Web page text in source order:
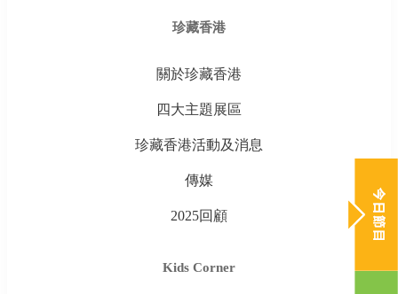
珍藏香港
關於珍藏香港
四大主題展區
珍藏香港活動及消息
傳媒
2025回顧
Kids Corner